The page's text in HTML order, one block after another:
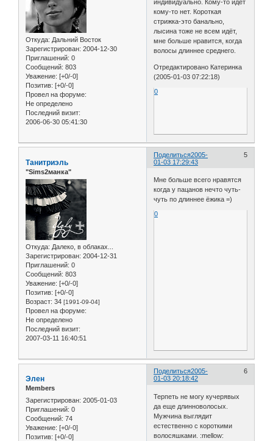
Откуда: Дальний Восток
Зарегистрирован: 2004-12-30
Приглашений: 0
Сообщений: 803
Уважение: [+0/-0]
Позитив: [+0/-0]
Провел на форуме:
Не определено
Последний визит:
2006-06-30 05:41:30
индивидуально. Кому-то идёт
кому-то нет. Короткая
стрижка-это банально,
лысина тоже не всем идёт,
мне больше нравится, когда
волосы длиннее среднего.
Отредактировано Катеринка
(2005-01-03 07:22:18)
0
Поделиться 5
2005-
01-03 17:29:43
Танитриэль
"Sims2манка"
Откуда: Далеко, в облаках...
Зарегистрирован: 2004-12-31
Приглашений: 0
Сообщений: 803
Уважение: [+0/-0]
Позитив: [+0/-0]
Возраст: 34 [1991-09-04]
Провел на форуме:
Не определено
Последний визит:
2007-03-11 16:40:51
Мне больше всего нравятся
когда у пацанов нечто чуть-
чуть по длиннее ёжика =)
0
Поделиться 6
2005-
01-03 20:18:42
Элен
Members
Зарегистрирован: 2005-01-03
Приглашений: 0
Сообщений: 74
Уважение: [+0/-0]
Позитив: [+0/-0]
Терпеть не могу кучерявых
да еще длинноволосых.
Мужчина выглядит
естественно с короткими
волосяшками. :mellow: